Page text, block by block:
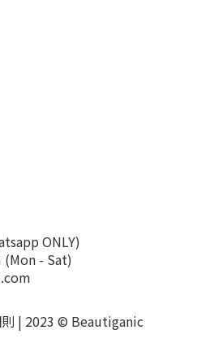
ONLY)
(Mon - Sat)
| 2023 © Beautiganic